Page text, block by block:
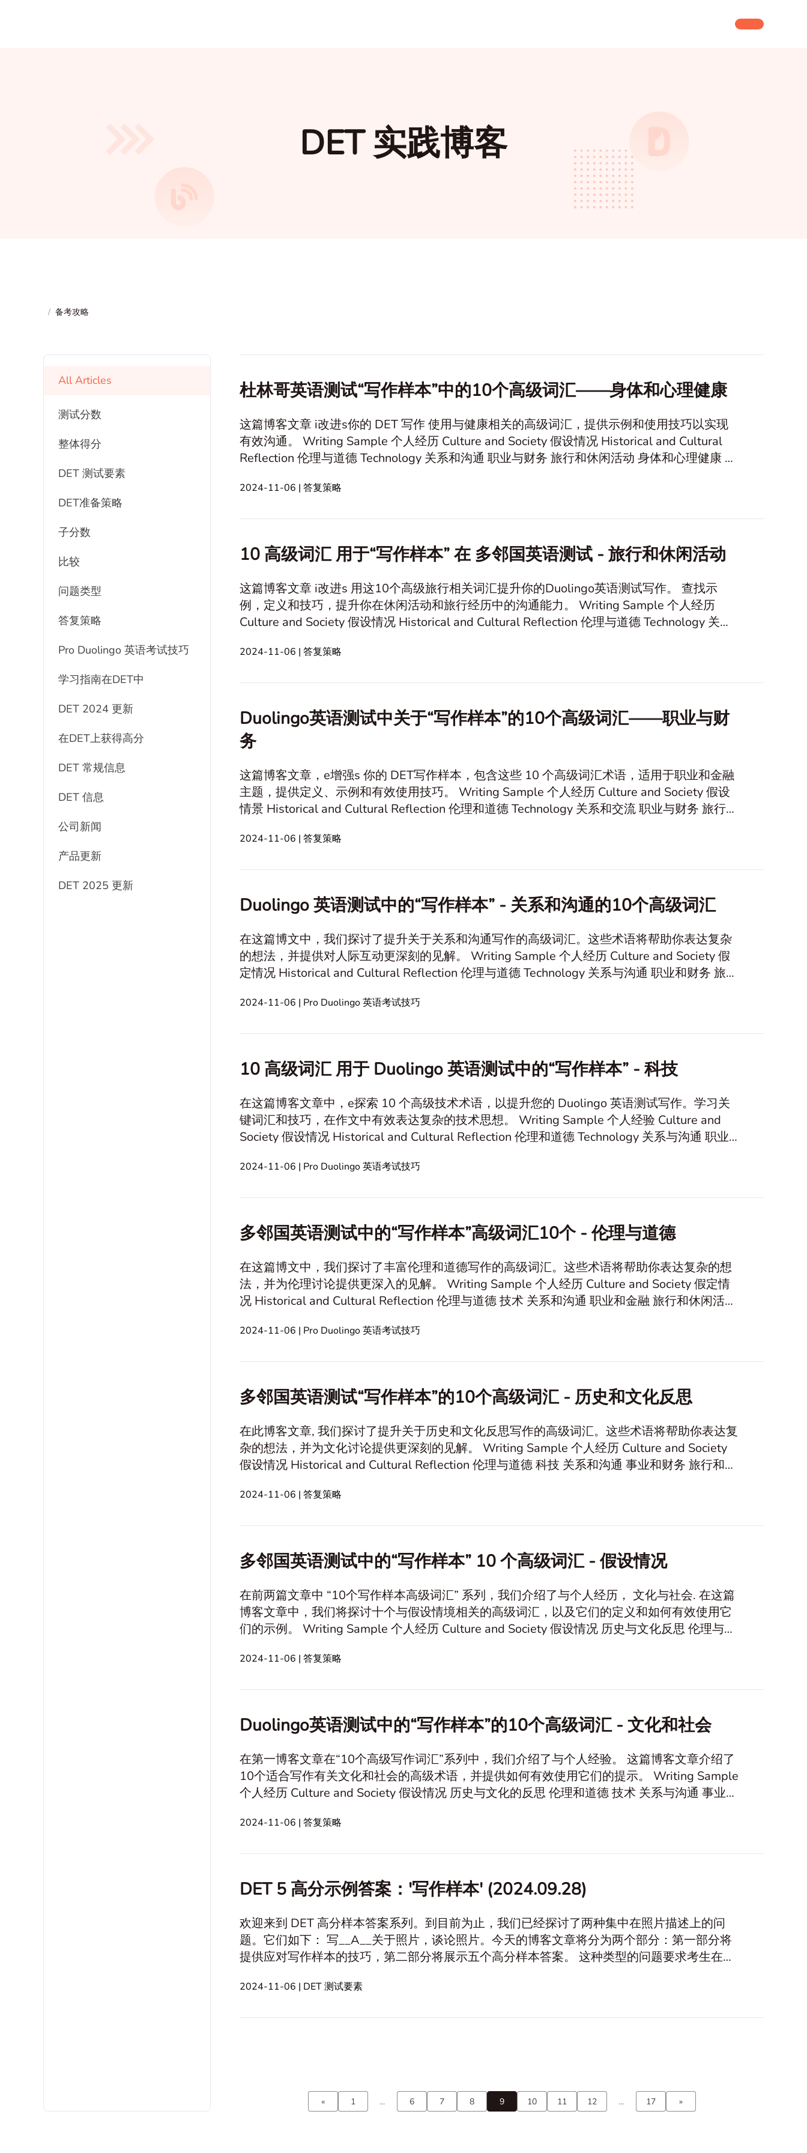
DET 实践博客
/ 备考攻略
All Articles
测试分数
整体得分
DET 测试要素
DET准备策略
子分数
比较
问题类型
答复策略
Pro Duolingo 英语考试技巧
学习指南在DET中
DET 2024 更新
在DET上获得高分
DET 常规信息
DET 信息
公司新闻
产品更新
DET 2025 更新
杜林哥英语测试“写作样本”中的10个高级词汇——身体和心理健康
这篇博客文章 i改进s你的 DET 写作 使用与健康相关的高级词汇，提供示例和使用技巧以实现
有效沟通。 Writing Sample 个人经历 Culture and Society 假设情况 Historical and Cultural
Reflection 伦理与道德 Technology 关系和沟通 职业与财务 旅行和休闲活动 身体和心理健康 创
this article1. 高级词汇列
2024-11-06 | 答复策略
10 高级词汇 用于“写作样本” 在 多邻国英语测试 - 旅行和休闲活动
这篇博客文章 i改进s 用这10个高级旅行相关词汇提升你的Duolingo英语测试写作。 查找示
例，定义和技巧，提升你在休闲活动和旅行经历中的沟通能力。 Writing Sample 个人经历
Culture and Society 假设情况 Historical and Cultural Reflection 伦理与道德 Technology 关系
2024-11-06 | 答复策略
Duolingo英语测试中关于“写作样本”的10个高级词汇——职业与财
务
这篇博客文章，e增强s 你的 DET写作样本，包含这些 10 个高级词汇术语，适用于职业和金融
主题，提供定义、示例和有效使用技巧。 Writing Sample 个人经历 Culture and Society 假设
情景 Historical and Cultural Reflection 伦理和道德 Technology 关系和交流 职业与财务 旅行和
2024-11-06 | 答复策略
Duolingo 英语测试中的“写作样本” - 关系和沟通的10个高级词汇
在这篇博文中，我们探讨了提升关于关系和沟通写作的高级词汇。这些术语将帮助你表达复杂
的想法，并提供对人际互动更深刻的见解。 Writing Sample 个人经历 Culture and Society 假
定情况 Historical and Cultural Reflection 伦理与道德 Technology 关系与沟通 职业和财务 旅行
感 友谊 教育与学习 In this article1.
2024-11-06 | Pro Duolingo 英语考试技巧
10 高级词汇 用于 Duolingo 英语测试中的“写作样本” - 科技
在这篇博客文章中，e探索 10 个高级技术术语，以提升您的 Duolingo 英语测试写作。学习关
键词汇和技巧，在作文中有效表达复杂的技术思想。 Writing Sample 个人经验 Culture and
Society 假设情况 Historical and Cultural Reflection 伦理和道德 Technology 关系与沟通 职业
心理学和情感 友谊 教育与学习 In th
2024-11-06 | Pro Duolingo 英语考试技巧
多邻国英语测试中的“写作样本”高级词汇10个 - 伦理与道德
在这篇博文中，我们探讨了丰富伦理和道德写作的高级词汇。这些术语将帮助你表达复杂的想
法，并为伦理讨论提供更深入的见解。 Writing Sample 个人经历 Culture and Society 假定情
况 Historical and Cultural Reflection 伦理与道德 技术 关系和沟通 职业和金融 旅行和休闲活动
育与学习 高级词汇列表及应用 以下是10个高级术语，并附有在写作
2024-11-06 | Pro Duolingo 英语考试技巧
多邻国英语测试“写作样本”的10个高级词汇 - 历史和文化反思
在此博客文章, 我们探讨了提升关于历史和文化反思写作的高级词汇。这些术语将帮助你表达复
杂的想法，并为文化讨论提供更深刻的见解。 Writing Sample 个人经历 Culture and Society
假设情况 Historical and Cultural Reflection 伦理与道德 科技 关系和沟通 事业和财务 旅行和休
友谊 教育与学习 In this article1. 高级 词
2024-11-06 | 答复策略
多邻国英语测试中的“写作样本” 10 个高级词汇 - 假设情况
在前两篇文章中 “10个写作样本高级词汇” 系列，我们介绍了与个人经历， 文化与社会. 在这篇
博客文章中，我们将探讨十个与假设情境相关的高级词汇，以及它们的定义和如何有效使用它
们的示例。 Writing Sample 个人经历 Culture and Society 假设情况 历史与文化反思 伦理与道
2024-11-06 | 答复策略
Duolingo英语测试中的“写作样本”的10个高级词汇 - 文化和社会
在第一博客文章在“10个高级写作词汇”系列中，我们介绍了与个人经验。 这篇博客文章介绍了
10个适合写作有关文化和社会的高级术语，并提供如何有效使用它们的提示。 Writing Sample
个人经历 Culture and Society 假设情况 历史与文化的反思 伦理和道德 技术 关系与沟通 事业和
2024-11-06 | 答复策略
DET 5 高分示例答案：'写作样本' (2024.09.28)
欢迎来到 DET 高分样本答案系列。到目前为止，我们已经探讨了两种集中在照片描述上的问
题。它们如下： 写__A__关于照片，谈论照片。今天的博客文章将分为两个部分：第一部分将
提供应对写作样本的技巧，第二部分将展示五个高分样本答案。 这种类型的问题要求考生在五
src="https://cdn.detpractice.com/20240928/c94f9fdf7b8db17df4825069b6a2e987.png"
2024-11-06 | DET 测试要素
« 1 ... 6 7 8 9 10 11 12 ... 17 »